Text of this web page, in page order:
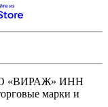
«ВИРАЖ» ИНН
марки и